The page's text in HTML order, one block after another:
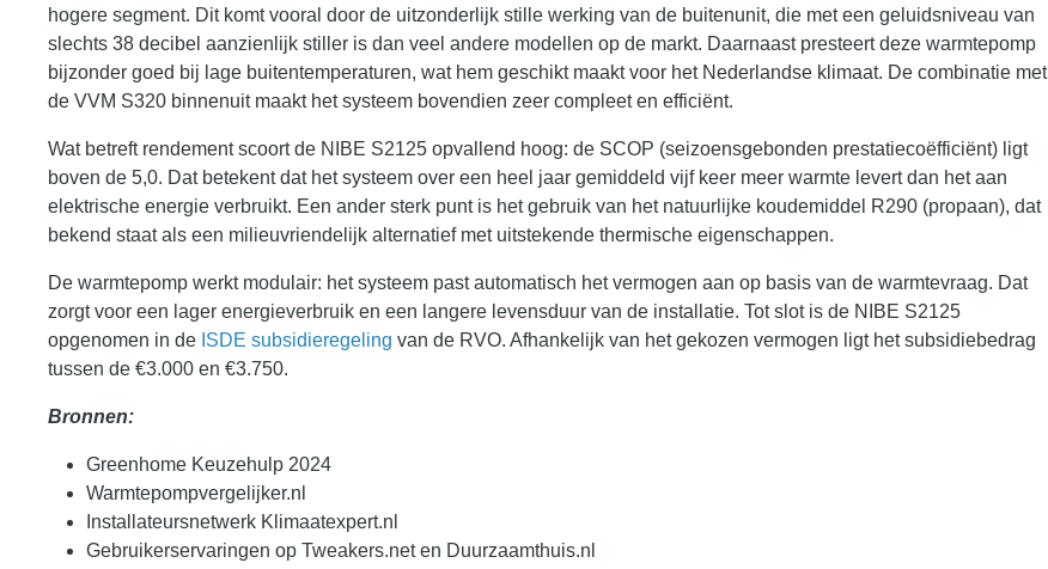
hogere segment. Dit komt vooral door de uitzonderlijk stille werking van de buitenunit, die met een geluidsniveau van
slechts 38 decibel aanzienlijk stiller is dan veel andere modellen op de markt. Daarnaast presteert deze warmtepomp
bijzonder goed bij lage buitentemperaturen, wat hem geschikt maakt voor het Nederlandse klimaat. De combinatie met
de VVM S320 binnenuit maakt het systeem bovendien zeer compleet en efficiënt.
Wat betreft rendement scoort de NIBE S2125 opvallend hoog: de SCOP (seizoensgebonden prestatiecoëfficiënt) ligt
boven de 5,0. Dat betekent dat het systeem over een heel jaar gemiddeld vijf keer meer warmte levert dan het aan
elektrische energie verbruikt. Een ander sterk punt is het gebruik van het natuurlijke koudemiddel R290 (propaan), dat
bekend staat als een milieuvriendelijk alternatief met uitstekende thermische eigenschappen.
De warmtepomp werkt modulair: het systeem past automatisch het vermogen aan op basis van de warmtevraag. Dat
zorgt voor een lager energieverbruik en een langere levensduur van de installatie. Tot slot is de NIBE S2125
opgenomen in de ISDE subsidieregeling van de RVO. Afhankelijk van het gekozen vermogen ligt het subsidiebedrag
tussen de €3.000 en €3.750.
Bronnen:
Greenhome Keuzehulp 2024
Warmtepompvergelijker.nl
Installateursnetwerk Klimaatexpert.nl
Gebruikerservaringen op Tweakers.net en Duurzaamthuis.nl